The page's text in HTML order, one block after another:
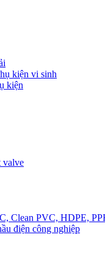
kiện vi sinh
kiện
valve
Clean PVC, HDPE,
điện công nghiệp